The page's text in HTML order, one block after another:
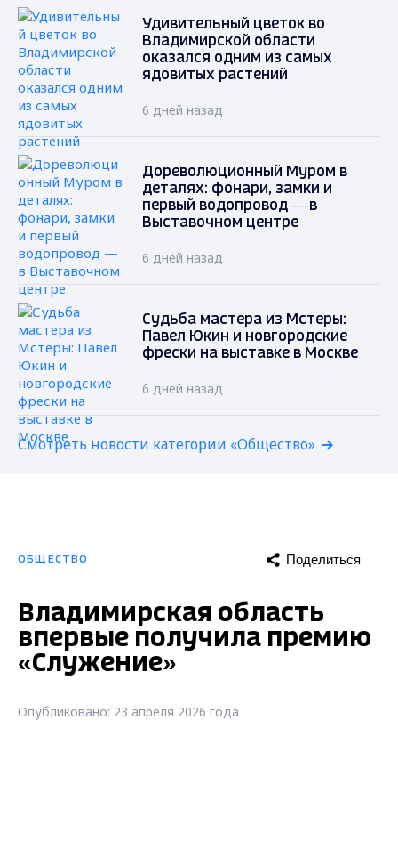
Удивительный цветок во
Владимирской области
оказался одним из самых
ядовитых растений
6 дней назад
Дореволюционный Муром в
деталях: фонари, замки и
первый водопровод — в
Выставочном центре
6 дней назад
Судьба мастера из Мстеры:
Павел Юкин и новгородские
фрески на выставке в Москве
6 дней назад
Смотреть новости категории «Общество»
ОБЩЕСТВО Поделиться
Владимирская область
впервые получила премию
«Служение»
Опубликовано: 23 апреля 2026 года